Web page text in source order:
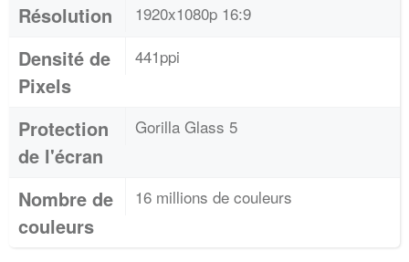
Résolution 1920x1080p 16:9
Densité de
Pixels
441ppi
Protection
de l'écran
Gorilla Glass 5
Nombre de
couleurs
16 millions de couleurs